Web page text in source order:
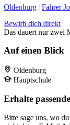
Oldenburg | Fahrer
Bewirb dich direkt
Das dauert nur zwei
Auf einen Blick
Oldenburg
Hauptschule
Erhalte
Bitte sage uns, wo